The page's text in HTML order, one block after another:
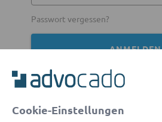
Passwort vergessen?
ANMELDEN
Cookie-Einstellungen